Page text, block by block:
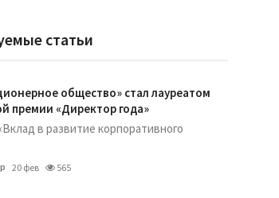
статьи
общество» стал лауреатом
премии «Директор года»
в развитие корпоративного
20 фев 565